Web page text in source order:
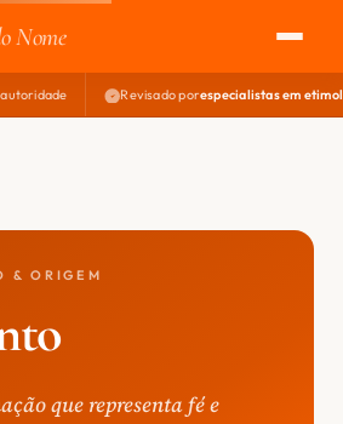
Nome
Revisado porespecialistas em
& ORIGEM
que representa fé e